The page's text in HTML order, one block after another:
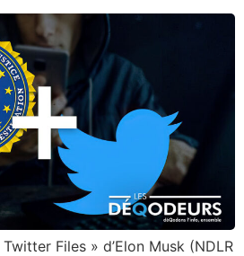
Files » d’Elon Musk (NDLR